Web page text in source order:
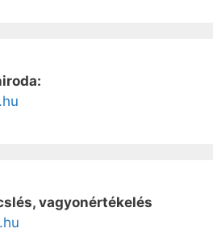
vagyonértékelés